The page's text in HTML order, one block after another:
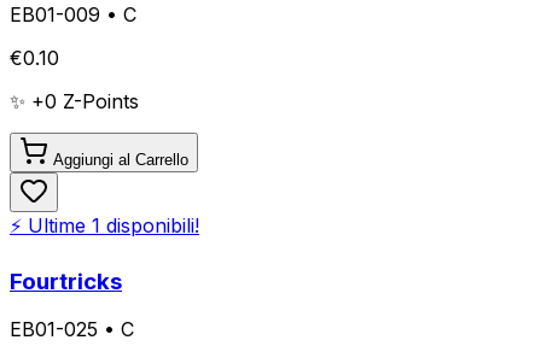
EB01-009 • C
€0.10
✨ +0 Z-Points
Aggiungi al Carrello
⚡ Ultime 1 disponibili!
Fourtricks
EB01-025 • C